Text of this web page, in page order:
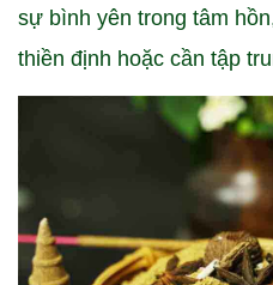
sự bình yên trong tâm
thiền định hoặc cần tập